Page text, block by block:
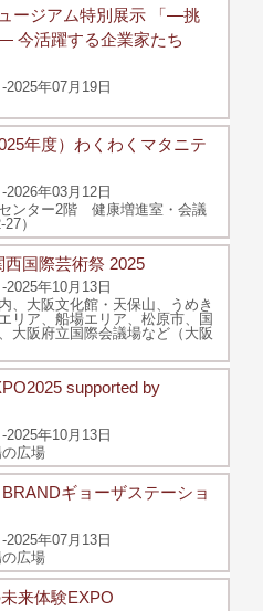
ージアム特別展示 「―挑
今活躍する企業家たち
2025年07月19日
年度）わくわくマタニテ
2026年03月12日
ンター2階 健康増進室・会議
）
西国際芸術祭 2025
2025年10月13日
、大阪文化館・天保山、うめき
リア、船場エリア、松原市、国
大阪府立国際会議場など（大阪
supported by
2025年10月13日
広場
ギョーザステーショ
2025年07月13日
広場
来体験EXPO